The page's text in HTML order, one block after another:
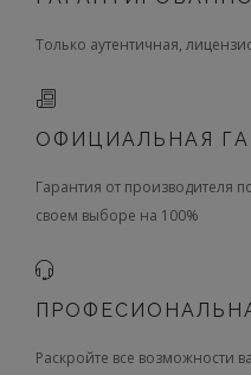
Только аутентичная,
ОФИЦИАЛЬНАЯ
Гарантия от производителя
своем выборе на 100%
Раскройте все возможности